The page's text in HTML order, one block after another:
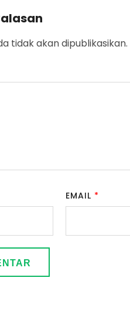
tidak akan dipublikasikan.
EMAIL *